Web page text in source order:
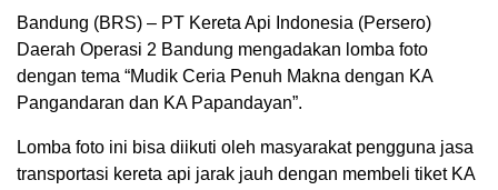
Bandung (BRS) – PT Kereta Api Indonesia (Persero)
Daerah Operasi 2 Bandung mengadakan lomba foto
dengan tema “Mudik Ceria Penuh Makna dengan KA
Pangandaran dan KA Papandayan”.
Lomba foto ini bisa diikuti oleh masyarakat pengguna jasa
transportasi kereta api jarak jauh dengan membeli tiket KA